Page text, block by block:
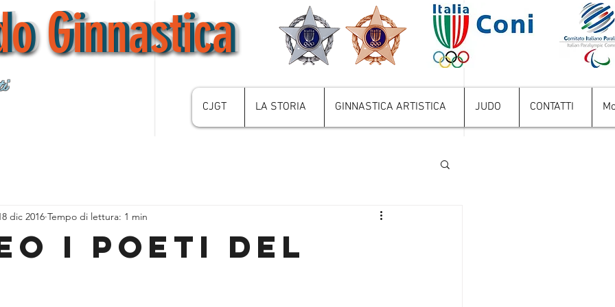
CJGT LA STORIA GINNASTICA ARTISTICA JUDO CONTATTI
Ginnastica
Ginnastica
Ginnastica
i Poeti del
dic 2016 Tempo di lettura: 1 min